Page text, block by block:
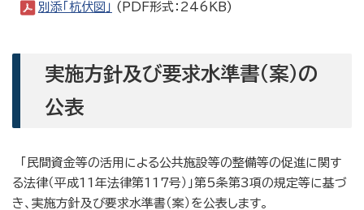
別添「杭伏図」 (PDF形式：246KB)
実施方針及び要求水準書（案）の
公表
「民間資金等の活用による公共施設等の整備等の促進に関す
る法律（平成11年法律第117号）」第5条第3項の規定等に基づ
き、実施方針及び要求水準書（案）を公表します。